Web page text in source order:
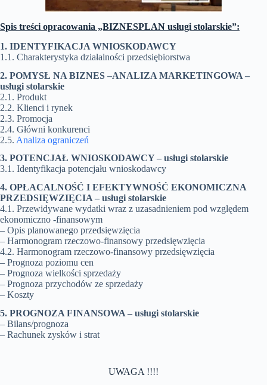
Spis treści opracowania „BIZNESPLAN usługi stolarskie”:
1. IDENTYFIKACJA WNIOSKODAWCY
1.1. Charakterystyka działalności przedsiębiorstwa
2. POMYSŁ NA BIZNES –ANALIZA MARKETINGOWA –
usługi stolarskie
2.1. Produkt
2.2. Klienci i rynek
2.3. Promocja
2.4. Główni konkurenci
2.5. Analiza ograniczeń
3. POTENCJAŁ WNIOSKODAWCY – usługi stolarskie
3.1. Identyfikacja potencjału wnioskodawcy
4. OPŁACALNOŚĆ I EFEKTYWNOŚĆ EKONOMICZNA
PRZEDSIĘWZIĘCIA – usługi stolarskie
4.1. Przewidywane wydatki wraz z uzasadnieniem pod względem
ekonomiczno -finansowym
– Opis planowanego przedsięwzięcia
– Harmonogram rzeczowo-finansowy przedsięwzięcia
4.2. Harmonogram rzeczowo-finansowy przedsięwzięcia
– Prognoza poziomu cen
– Prognoza wielkości sprzedaży
– Prognoza przychodów ze sprzedaży
– Koszty
5. PROGNOZA FINANSOWA – usługi stolarskie
– Bilans/prognoza
– Rachunek zysków i strat
UWAGA !!!!